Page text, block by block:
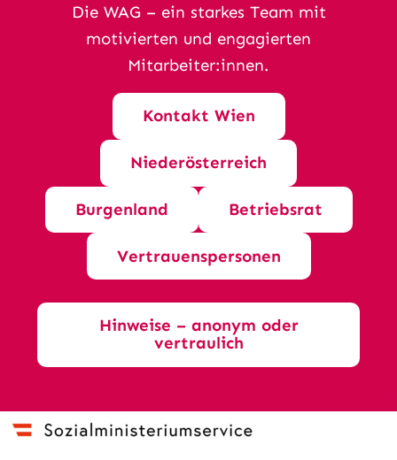
Die WAG – ein starkes Team mit
motivierten und engagierten
Mitarbeiter:innen.
Kontakt Wien
Niederösterreich
Burgenland Betriebsrat
Vertrauenspersonen
Hinweise – anonym oder
vertraulich